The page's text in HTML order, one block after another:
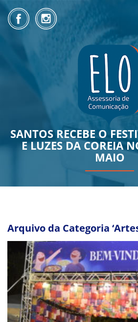
SANTOS RECEBE O
E LUZES DA COREIA
MAIO
Arquivo da Categoria